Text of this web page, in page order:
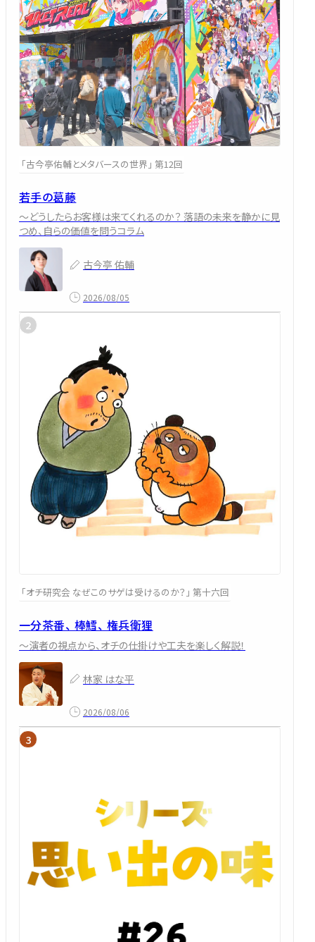
「古今亭佑輔とメタバースの世界」 第12回
若手の葛藤
～どうしたらお客様は来てくれるのか？ 落語の未来を静かに見
つめ、自らの価値を問うコラム
古今亭 佑輔
2026/08/05
「オチ研究会 なぜこのサゲは受けるのか？」 第十六回
一分茶番、 棒鱈、 権兵衛狸
～演者の視点から、オチの仕掛けや工夫を楽しく解説！
林家 はな平
2026/08/06